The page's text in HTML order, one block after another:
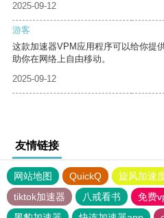
2025-09-12
游客
这款加速器VPM应用程序可以给你提
助你在网络上自由移动。
2025-09-12
友情链接
网站地图 QuickQ 旋风加速
tiktok加速器
八戒看书
免费